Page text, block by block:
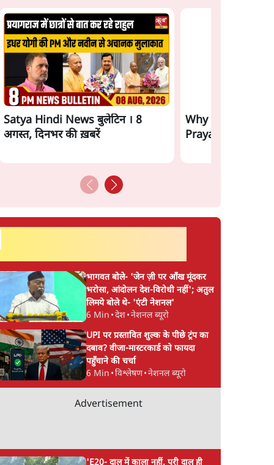
Satya Hindi News बुलेटिन । 8
अगस्त, दिनभर की ख़बरें
Why BJP
Prayagraj Rally?
सर्वाधिक पढ़ी गयी खबरें
भागवत बोले- 'जेन ज़ी पर आँख मूंदकर
भरोसा, आंदोलन देश-विरोधी नहीं'; अतुल
लिमये बोले थे- 'एंटी नेशनल'
6 Min •देश•नेशनल ब्यूरो
UPI पर प्रस्तावित शुल्क के पीछे ट्रंप का
दबाव? वीजा-मास्टरकार्ड को फायदा
पहुँचाने की चर्चा
6 Min •विश्लेषण•नेशनल ब्यूरो
Advertisement